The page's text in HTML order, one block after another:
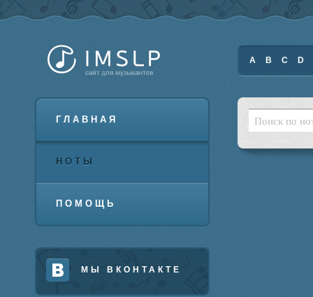
ГЛАВНАЯ
НОТЫ
ПОМОЩЬ
МЫ ВКОНТАКТЕ
A B C D